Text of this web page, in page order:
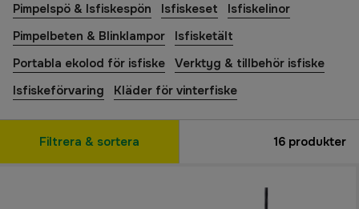
Pimpelspö & Isfiskespön
Isfiskeset
Isfiskelinor
Pimpelbeten & Blinklampor
Isfisketält
Portabla ekolod för isfiske Verktyg & tillbehör isfiske
Isfiskeförvaring
Kläder för vinterfiske
Filtrera & sortera 16 produkter